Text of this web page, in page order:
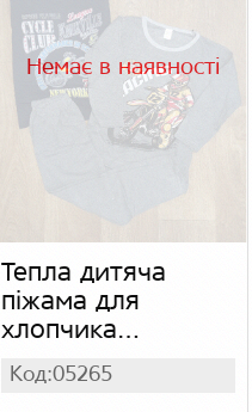
Немає в наявності
Тепла дитяча
піжама для
хлопчика
турецька, байка
Код:05265